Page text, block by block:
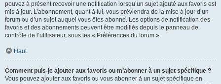
pouvez à présent recevoir une notification lorsqu’un sujet ajouté aux favoris est
mis à jour. L’abonnement, quant à lui, vous préviendra de la mise à jour d’un
forum ou d’un sujet auquel vous êtes abonné. Les options de notification des
favoris et des abonnements peuvent être modifiés depuis le panneau de
contrôle de l’utilisateur, sous les « Préférences du forum ».
Haut
Comment puis-je ajouter aux favoris ou m’abonner à un sujet spécifique ?
Vous pouvez ajouter aux favoris ou vous abonner à un sujet spécifique en